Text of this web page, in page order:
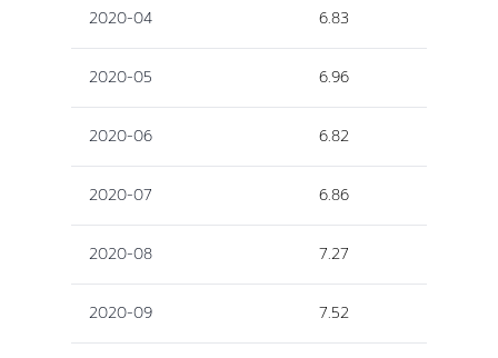
2020-04 6.83
2020-05 6.96
2020-06 6.82
2020-07 6.86
2020-08 7.27
2020-09 7.52